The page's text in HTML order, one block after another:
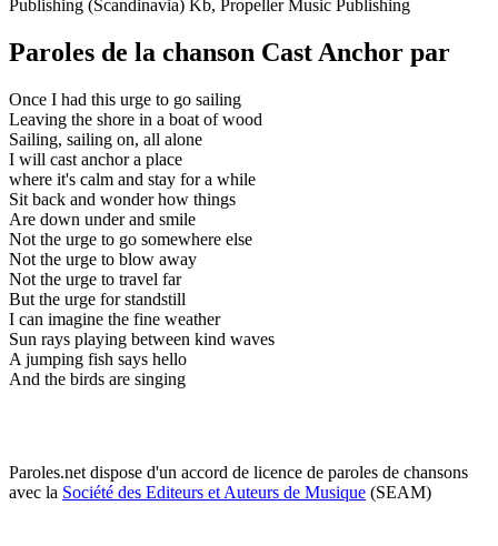
Publishing (Scandinavia) Kb, Propeller Music Publishing
Paroles de la chanson Cast Anchor par
Once I had this urge to go sailing
Leaving the shore in a boat of wood
Sailing, sailing on, all alone
I will cast anchor a place
where it's calm and stay for a while
Sit back and wonder how things
Are down under and smile
Not the urge to go somewhere else
Not the urge to blow away
Not the urge to travel far
But the urge for standstill
I can imagine the fine weather
Sun rays playing between kind waves
A jumping fish says hello
And the birds are singing
Paroles.net dispose d'un accord de licence de paroles de chansons
avec la Société des Editeurs et Auteurs de Musique (SEAM)